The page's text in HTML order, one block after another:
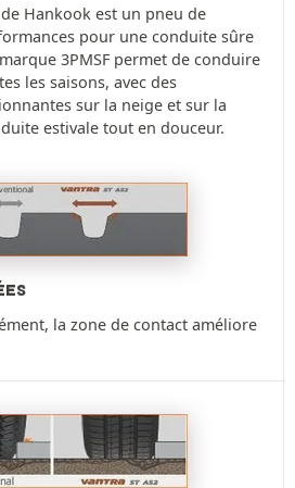
de Hankook est un pneu de
pour une conduite sûre
3PMSF permet de conduire
les saisons, avec des
sur la neige et sur la
estivale tout en douceur.
la zone de contact améliore